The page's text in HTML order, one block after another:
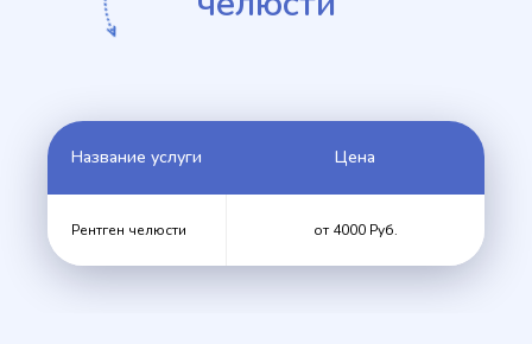
Название услуги Цена
Рентген челюсти от 4000 Руб.